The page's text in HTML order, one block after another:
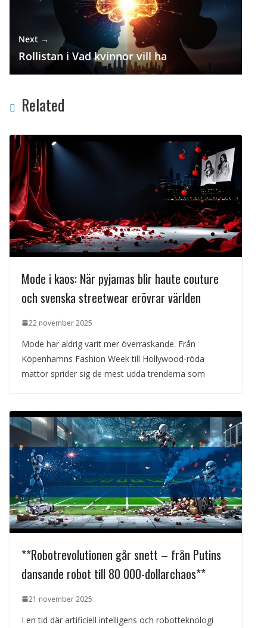
Next →
Rollistan i Vad kvinnor vill ha
Related
Mode i kaos: När pyjamas blir haute couture
och svenska streetwear erövrar världen
22 november 2025
Mode har aldrig varit mer överraskande. Från
Köpenhamns Fashion Week till Hollywood-röda
mattor sprider sig de mest udda trenderna som
**Robotrevolutionen går snett – från Putins
dansande robot till 80 000-dollarchaos**
21 november 2025
I en tid där artificiell intelligens och robotteknologi